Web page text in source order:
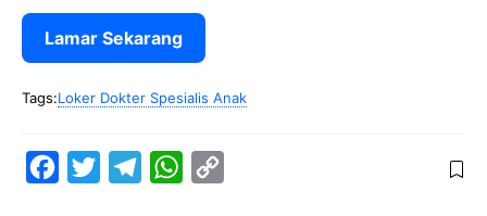
Lamar Sekarang
Tags:Loker Dokter Spesialis Anak
W